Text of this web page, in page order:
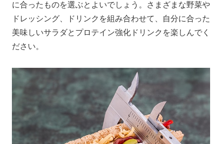
に合ったものを選ぶとよいでしょう。さまざまな野菜や
ドレッシング、ドリンクを組み合わせて、自分に合った
美味しいサラダとプロテイン強化ドリンクを楽しんでく
ださい。